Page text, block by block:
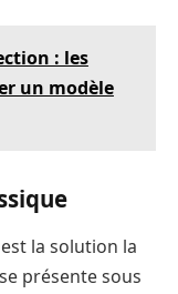
: les
un modèle
la solution la
présente sous